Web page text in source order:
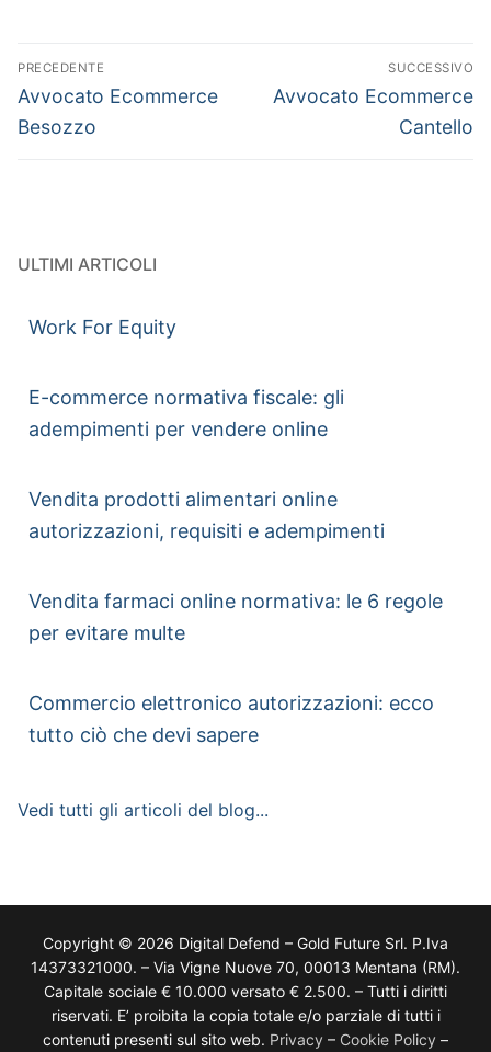
PRECEDENTE
Avvocato Ecommerce
Besozzo
SUCCESSIVO
Avvocato Ecommerce
Cantello
ULTIMI ARTICOLI
Work For Equity
E-commerce normativa fiscale: gli
adempimenti per vendere online
Vendita prodotti alimentari online
autorizzazioni, requisiti e adempimenti
Vendita farmaci online normativa: le 6 regole
per evitare multe
Commercio elettronico autorizzazioni: ecco
tutto ciò che devi sapere
Vedi tutti gli articoli del blog...
Copyright © 2026 Digital Defend – Gold Future Srl. P.Iva
14373321000. – Via Vigne Nuove 70, 00013 Mentana (RM).
Capitale sociale € 10.000 versato € 2.500. – Tutti i diritti
riservati. E’ proibita la copia totale e/o parziale di tutti i
contenuti presenti sul sito web. Privacy – Cookie Policy –